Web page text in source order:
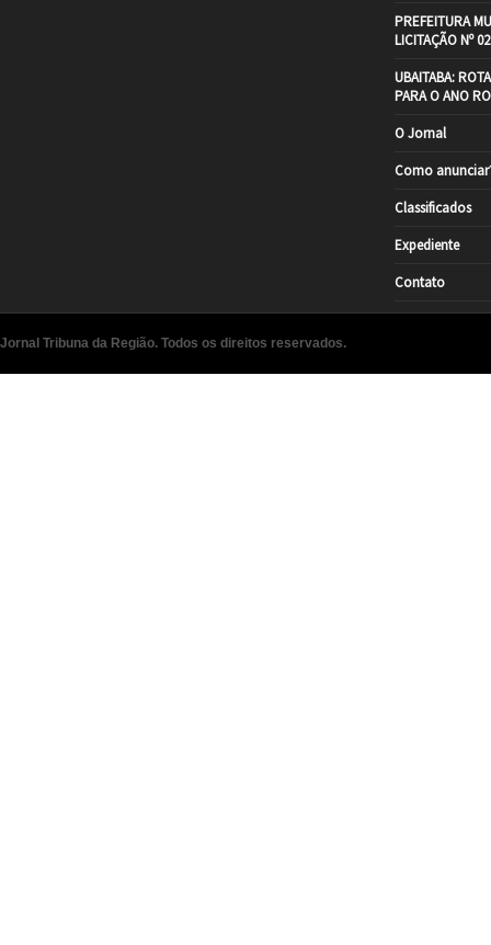
PREFEITURA
LICITAÇÃO Nº
UBAITABA:
PARA O ANO
O Jornal
Como
Classificados
Expediente
Contato
Jornal Tribuna da Região. Todos os direitos reservados.